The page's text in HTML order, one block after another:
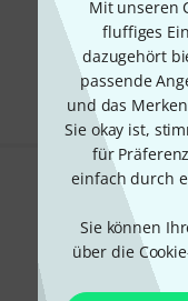
Mit unseren
fluffiges
dazugehört
passende
und das
Sie okay ist,
für
einfach durch
Sie können
über die
Gefällt
Teilen